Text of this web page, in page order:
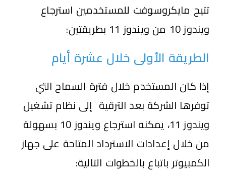
تتيح مايكروسوفت للمستخدمين استرجاع
ويندوز 10 من ويندوز 11 بطريقتين:
الطريقة الأولى خلال عشرة أيام
إذا كان المستخدم خلال فترة السماح التي
توفرها الشركة بعد الترقية إلى نظام تشغيل
ويندوز 11، يمكنه استرجاع ويندوز 10 بسهولة
من خلال إعدادات الاسترداد المتاحة على جهاز
الكمبيوتر باتباع بالخطوات التالية: